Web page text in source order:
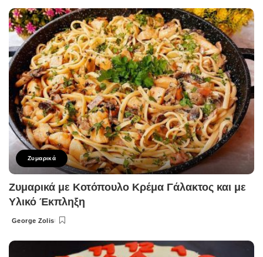
Ζυμαρικά
Ζυμαρικά με Κοτόπουλο Κρέμα Γάλακτος και με
Υλικό Έκπληξη
Posted
George Zolis